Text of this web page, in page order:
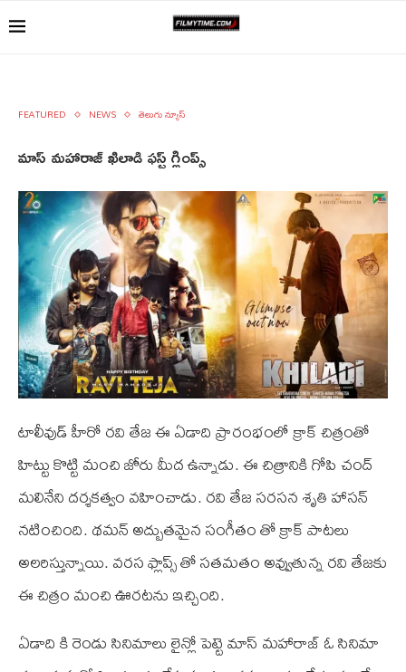
FEATURED NEWS తెలుగు న్యూస్
మాస్ మహారాజ్ ఖిలాడి ఫస్ట్ గ్లింప్స్
టాలీవుడ్ హీరో రవి తేజ ఈ ఏడాది ప్రారంభంలో క్రాక్ చిత్రంతో
హిట్టు కొట్టి మంచి జోరు మీద ఉన్నాడు. ఈ చిత్రానికి గోపి చంద్
మలినేని దర్శకత్వం వహించాడు. రవి తేజ సరసన శృతి హాసన్
నటించింది. థమన్ అద్బుతమైన సంగీతం తో క్రాక్ పాటలు
అలరిస్తున్నాయి. వరస ఫ్లాప్స్ తో సతమతం అవ్వుతున్న రవి తేజకు
ఈ చిత్రం మంచి ఊరటను ఇచ్చింది.
ఏడాది కి రెండు సినిమాలు లైన్లో పెట్టె మాస్ మహారాజ్ ఓ సినిమా